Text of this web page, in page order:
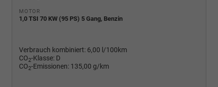
MOTOR
1,0 TSI 70 KW (95 PS) 5 Gang, Benzin
Verbrauch kombiniert: 6,00 l/100km
CO2-Klasse: D
CO2-Emissionen: 135,00 g/km